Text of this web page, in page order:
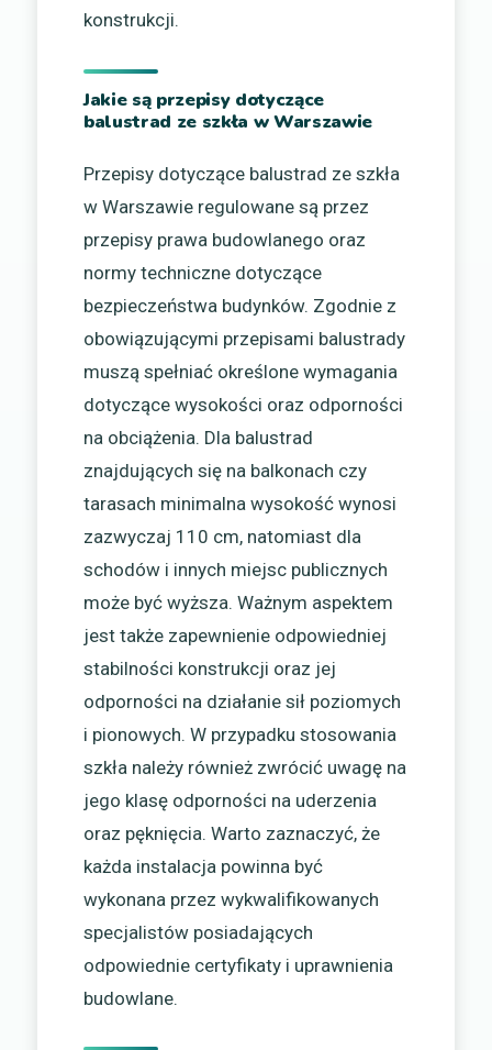
konstrukcji.
Jakie są przepisy dotyczące
balustrad ze szkła w Warszawie
Przepisy dotyczące balustrad ze szkła
w Warszawie regulowane są przez
przepisy prawa budowlanego oraz
normy techniczne dotyczące
bezpieczeństwa budynków. Zgodnie z
obowiązującymi przepisami balustrady
muszą spełniać określone wymagania
dotyczące wysokości oraz odporności
na obciążenia. Dla balustrad
znajdujących się na balkonach czy
tarasach minimalna wysokość wynosi
zazwyczaj 110 cm, natomiast dla
schodów i innych miejsc publicznych
może być wyższa. Ważnym aspektem
jest także zapewnienie odpowiedniej
stabilności konstrukcji oraz jej
odporności na działanie sił poziomych
i pionowych. W przypadku stosowania
szkła należy również zwrócić uwagę na
jego klasę odporności na uderzenia
oraz pęknięcia. Warto zaznaczyć, że
każda instalacja powinna być
wykonana przez wykwalifikowanych
specjalistów posiadających
odpowiednie certyfikaty i uprawnienia
budowlane.